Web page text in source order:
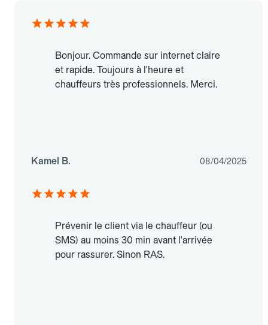
Bonjour. Commande sur internet claire
et rapide. Toujours à l'heure et
chauffeurs très professionnels. Merci.
Kamel B. 08/04/2025
Prévenir le client via le chauffeur (ou
SMS) au moins 30 min avant l'arrivée
pour rassurer. Sinon RAS.